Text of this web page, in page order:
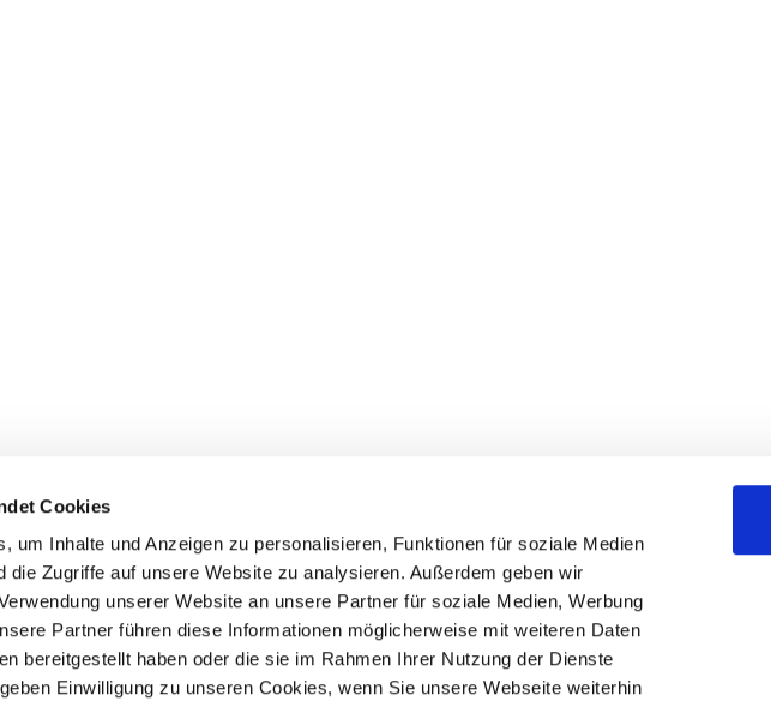
Cookies
um Inhalte und Anzeigen zu personalisieren, Funktionen für soziale Medien
die Zugriffe auf unsere Website zu analysieren. Außerdem geben wir
unserer Website an unsere Partner für soziale Medien, Werbung
Partner führen diese Informationen möglicherweise mit weiteren Daten
bereitgestellt haben oder die sie im Rahmen Ihrer Nutzung der Dienste
Einwilligung zu unseren Cookies, wenn Sie unsere Webseite weiterhin